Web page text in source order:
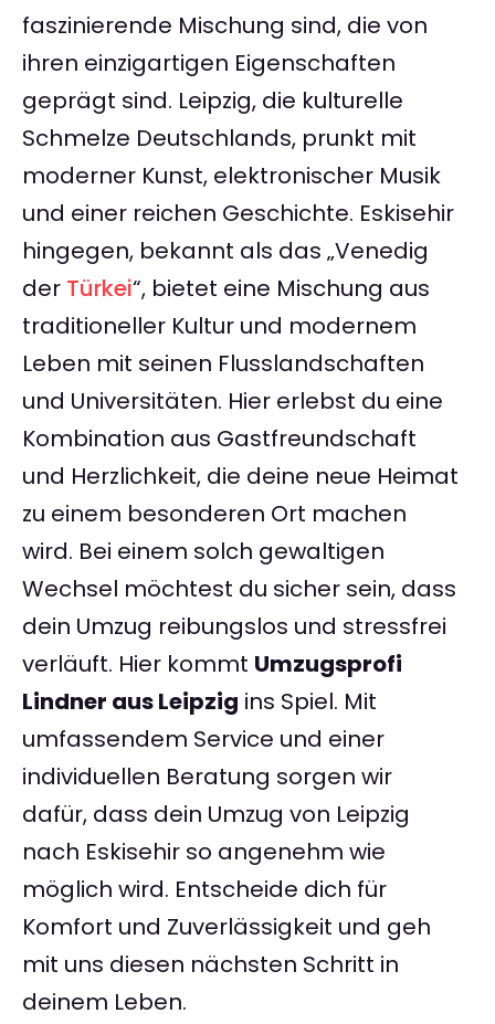
faszinierende Mischung sind, die von
ihren einzigartigen Eigenschaften
geprägt sind. Leipzig, die kulturelle
Schmelze Deutschlands, prunkt mit
moderner Kunst, elektronischer Musik
und einer reichen Geschichte. Eskisehir
hingegen, bekannt als das „Venedig
der Türkei“, bietet eine Mischung aus
traditioneller Kultur und modernem
Leben mit seinen Flusslandschaften
und Universitäten. Hier erlebst du eine
Kombination aus Gastfreundschaft
und Herzlichkeit, die deine neue Heimat
zu einem besonderen Ort machen
wird. Bei einem solch gewaltigen
Wechsel möchtest du sicher sein, dass
dein Umzug reibungslos und stressfrei
verläuft. Hier kommt Umzugsprofi
Lindner aus Leipzig ins Spiel. Mit
umfassendem Service und einer
individuellen Beratung sorgen wir
dafür, dass dein Umzug von Leipzig
nach Eskisehir so angenehm wie
möglich wird. Entscheide dich für
Komfort und Zuverlässigkeit und geh
mit uns diesen nächsten Schritt in
deinem Leben.